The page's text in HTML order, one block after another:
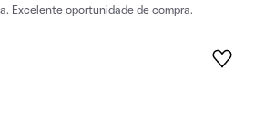
Excelente oportunidade de compra.